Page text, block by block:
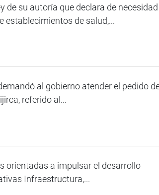
de su autoría que declara de necesidad
establecimientos de salud,...
al gobierno atender el pedido
referido al...
orientadas a impulsar el desarrollo
Infraestructura,...